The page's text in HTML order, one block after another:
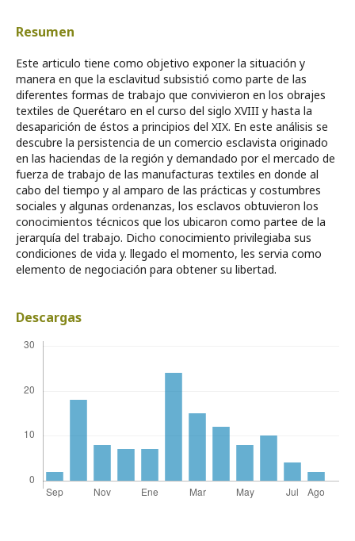
Resumen
Este articulo tiene como objetivo exponer la situación y
manera en que la esclavitud subsistió como parte de las
diferentes formas de trabajo que convivieron en los obrajes
textiles de Querétaro en el curso del siglo XVIII y hasta la
desaparición de éstos a principios del XIX. En este análisis se
descubre la persistencia de un comercio esclavista originado
en las haciendas de la región y demandado por el mercado de
fuerza de trabajo de las manufacturas textiles en donde al
cabo del tiempo y al amparo de las prácticas y costumbres
sociales y algunas ordenanzas, los esclavos obtuvieron los
conocimientos técnicos que los ubicaron como partee de la
jerarquía del trabajo. Dicho conocimiento privilegiaba sus
condiciones de vida y. llegado el momento, les servia como
elemento de negociación para obtener su libertad.
Descargas